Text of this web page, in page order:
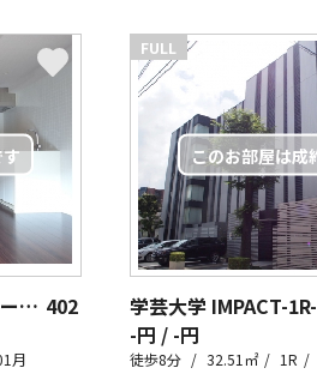
学芸大学 ストライプ-ワンルーム- 402
月
FULL
学芸大学 IMPACT-1R-
-円 / -円
徒歩8分 32.51㎡ 1R